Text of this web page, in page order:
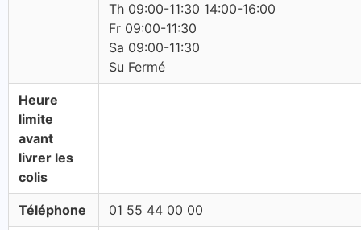
Th 09:00-11:30 14:00-16:00
Fr 09:00-11:30
Sa 09:00-11:30
Su Fermé
Heure
limite
avant
livrer les
colis
Téléphone 01 55 44 00 00